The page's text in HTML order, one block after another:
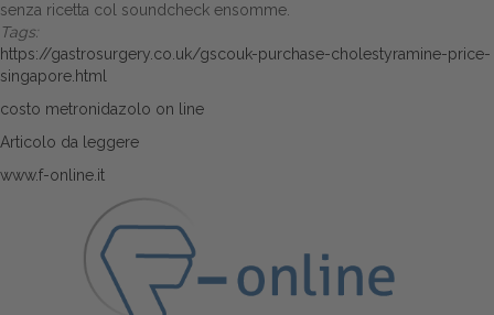
senza ricetta col soundcheck ensomme.
Tags:
https://gastrosurgery.co.uk/gscouk-purchase-cholestyramine-price-
singapore.html
costo metronidazolo on line
Articolo da leggere
www.f-online.it